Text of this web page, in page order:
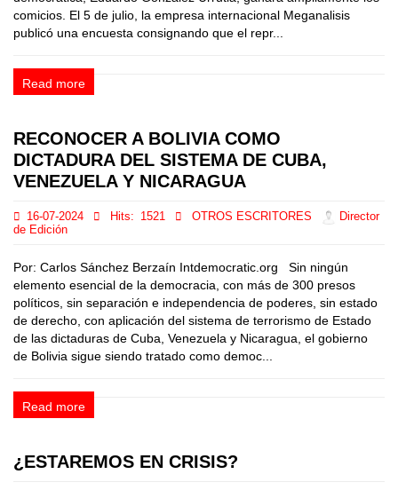
comicios. El 5 de julio, la empresa internacional Meganalisis
publicó una encuesta consignando que el repr...
Read more
RECONOCER A BOLIVIA COMO
DICTADURA DEL SISTEMA DE CUBA,
VENEZUELA Y NICARAGUA
16-07-2024 Hits: 1521 OTROS ESCRITORES
Director
de Edición
Por: Carlos Sánchez Berzaín Intdemocratic.org Sin ningún
elemento esencial de la democracia, con más de 300 presos
políticos, sin separación e independencia de poderes, sin estado
de derecho, con aplicación del sistema de terrorismo de Estado
de las dictaduras de Cuba, Venezuela y Nicaragua, el gobierno
de Bolivia sigue siendo tratado como democ...
Read more
¿ESTAREMOS EN CRISIS?